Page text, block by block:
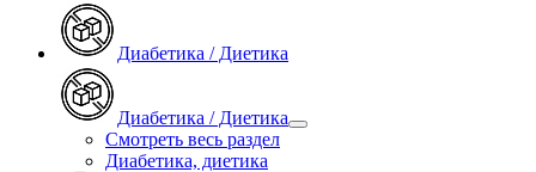
Диабетика / Диетика
Диабетика / Диетика
Смотреть весь раздел
Диабетика, диетика